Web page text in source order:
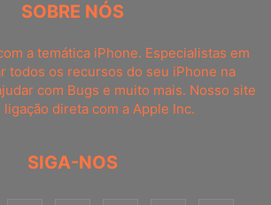
SOBRE NÓS
a temática iPhone. Especialistas em
todos os recursos do seu iPhone na
com Bugs e muito mais. Nosso site
ligação direta com a Apple Inc.
SIGA-NOS